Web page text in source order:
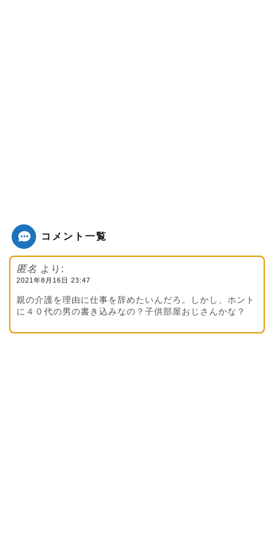
コメント一覧
匿名 より:
2021年8月16日 23:47
親の介護を理由に仕事を辞めたいんだろ。しかし、ホント
に４０代の男の書き込みなの？子供部屋おじさんかな？